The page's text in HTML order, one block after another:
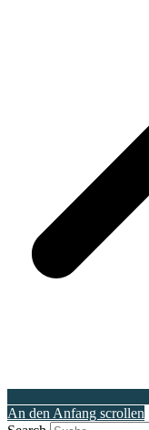
An den Anfang scrollen